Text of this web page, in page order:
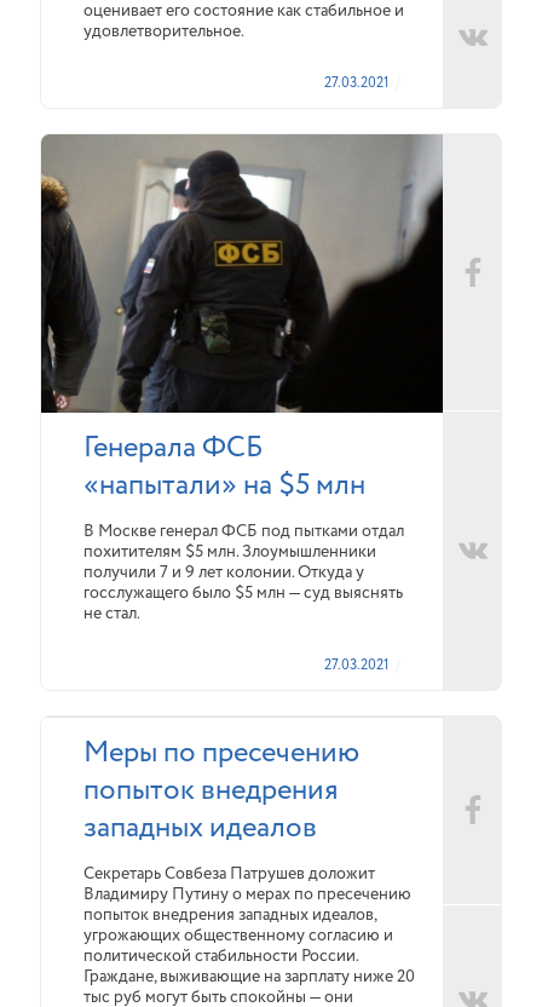
оценивает его состояние как стабильное и
удовлетворительное.
27.03.2021
Генерала ФСБ
«напытали» на $5 млн
В Москве генерал ФСБ под пытками отдал
похитителям $5 млн. Злоумышленники
получили 7 и 9 лет колонии. Откуда у
госслужащего было $5 млн — суд выяснять
не стал.
27.03.2021
Меры по пресечению
попыток внедрения
западных идеалов
Секретарь Совбеза Патрушев доложит
Владимиру Путину о мерах по пресечению
попыток внедрения западных идеалов,
угрожающих общественному согласию и
политической стабильности России.
Граждане, выживающие на зарплату ниже 20
тыс руб могут быть спокойны — они